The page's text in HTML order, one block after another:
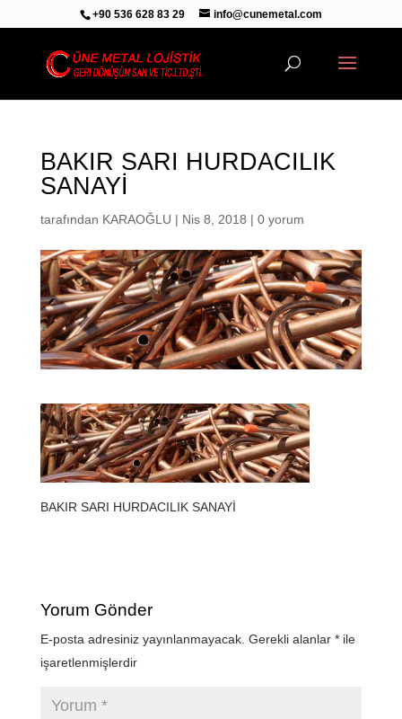
+90 536 628 83 29 info@cunemetal.com
BAKIR SARI HURDACILIK
SANAYİ
tarafından KARAOĞLU | Nis 8, 2018 | 0 yorum
BAKIR SARI HURDACILIK SANAYİ
Yorum Gönder
E-posta adresiniz yayınlanmayacak. Gerekli alanlar *ile
işaretlenmişlerdir